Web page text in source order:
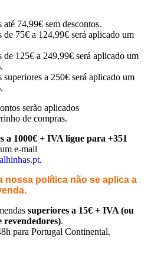
até 74,99€ sem descontos.
de 75€ a 124,99€ será aplicado um
de 125€ a 249,99€ será aplicado um
superiores a 250€ será aplicado um
serão aplicados
de compras.
a 1000€ + IVA ligue para +351
e-mail
.
nossa política não se aplica a
superiores a 15€ + IVA (ou
revendedores).
para Portugal Continental.